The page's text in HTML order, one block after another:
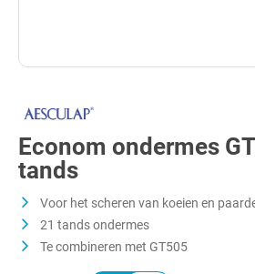
Econom ondermes
tands
Voor het scheren van koeien en
21 tands ondermes
Te combineren met GT505